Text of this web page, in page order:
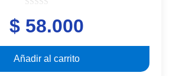
o
u
o
5
$ 58.000
Añadir al carrito